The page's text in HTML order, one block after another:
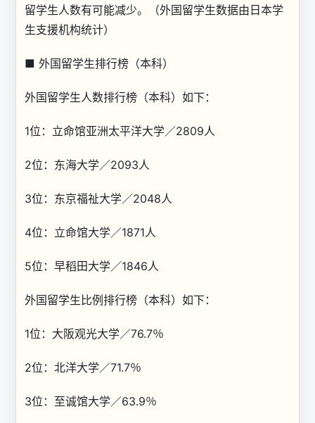
留学生人数有可能减少。（外国留学生数据由日本学
生支援机构统计）
■ 外国留学生排行榜（本科）
外国留学生人数排行榜（本科）如下：
1位：立命馆亚洲太平洋大学／2809人
2位：东海大学／2093人
3位：东京福祉大学／2048人
4位：立命馆大学／1871人
5位：早稻田大学／1846人
外国留学生比例排行榜（本科）如下：
1位：大阪观光大学／76.7％
2位：北洋大学／71.7％
3位：至诚馆大学／63.9％